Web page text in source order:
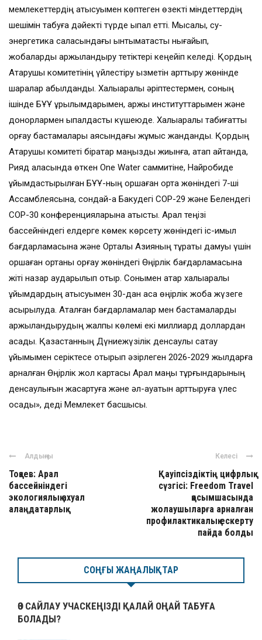
мемлекеттердің қатысуымен көптеген өзекті міндеттердің
шешімін табуға дәйекті түрде ықпал етті. Мысалы, су-
энергетика саласындағы ынтымақтастық нығайып,
жобаларды қаржыландыру тетіктері кеңейіп келеді. Қордың
Атқарушы комитетінің үйлестіру қызметін арттыру жөнінде
шаралар қабылданды. Халықаралық әріптестермен, соның
ішінде БҰҰ құрылымдарымен, қаржы институттарымен және
донорлармен ықпалдастық күшеюде. Халықаралық табиғатты
қорғау бастамалары аясындағы жұмыс жанданды. Қордың
Атқарушы комитеті бірқатар маңызды жиынға, атап айтқанда,
Рияд қаласында өткен One Water саммитіне, Найробиде
ұйымдастырылған БҰҰ-ның қоршаған орта жөніндегі 7-ші
Ассамблеясына, сондай-ақ Бакудегі СОР-29 және Белендегі
СОР-30 конференцияларына қатысты. Арал теңізі
бассейніндегі елдерге көмек көрсету жөніндегі іс-қимыл
бағдарламасына және Орталық Азияның тұрақты дамуы үшін
қоршаған ортаны қорғау жөніндегі Өңірлік бағдарламасына
жіті назар аударылып отыр. Сонымен қатар халықаралық
ұйымдардың қатысуымен 30-дан аса өңірлік жоба жүзеге
асырылуда. Аталған бағдарламалар мен бастамаларды
қаржыландырудың жалпы көлемі екі миллиард доллардан
асады. Қазақстанның Дүниежүзілік денсаулық сақтау
ұйымымен серіктесе отырып әзірлеген 2026-2029 жылдарға
арналған Өңірлік жол картасы Арал маңы тұрғындарының
денсаулығын жақсартуға және әл-ауқатын арттыруға үлес
қосады», деді Мемлекет басшысы.
Алдыңғы
Тоқаев: Арал
бассейніндегі
экологиялық ахуал
алаңдатарлық
Келесі
Қауіпсіздіктің цифрлық
сүзгісі: Freedom Travel
қосымшасында
жолаушыларға арналған
профилактикалық ескерту
пайда болды
СОҢҒЫ ЖАҢАЛЫҚТАР
ӨЗ САЙЛАУ УЧАСКЕҢІЗДІ ҚАЛАЙ ОҢАЙ ТАБУҒА
БОЛАДЫ?